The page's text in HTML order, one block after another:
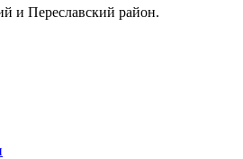
и Переславский район.